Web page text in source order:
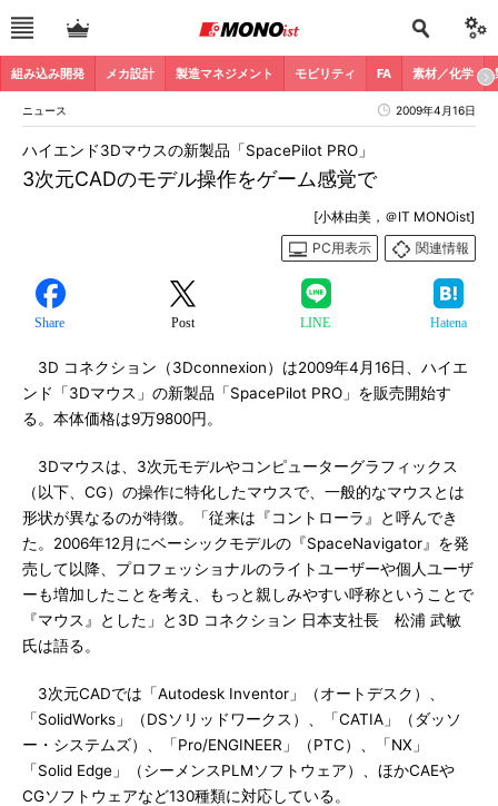
組み込み開発 メカ設計 製造マネジメント モビリティ FA 素材／化学
ニュース 2009年4月16日
3次元CADのモデル操作をゲーム感覚で
ハイエンド3Dマウスの新製品「SpacePilot PRO」
[小林由美，＠IT MONOist]
PC用表示
関連情報
Share Post LINE Hatena
3D コネクション（3Dconnexion）は2009年4月16日、ハイエ
ンド「3Dマウス」の新製品「SpacePilot PRO」を販売開始す
る。本体価格は9万9800円。
3Dマウスは、3次元モデルやコンピューターグラフィックス
（以下、CG）の操作に特化したマウスで、一般的なマウスとは
形状が異なるのが特徴。「従来は『コントローラ』と呼んでき
た。2006年12月にベーシックモデルの『SpaceNavigator』を発
売して以降、プロフェッショナルのライトユーザーや個人ユーザ
ーも増加したことを考え、もっと親しみやすい呼称ということで
『マウス』とした」と3D コネクション 日本支社長 松浦 武敏
氏は語る。
3次元CADでは「Autodesk Inventor」（オートデスク）、
「SolidWorks」（DSソリッドワークス）、「CATIA」（ダッソ
ー・システムズ）、「Pro/ENGINEER」（PTC）、「NX」
「Solid Edge」（シーメンスPLMソフトウェア）、ほかCAEや
CGソフトウェアなど130種類に対応している。